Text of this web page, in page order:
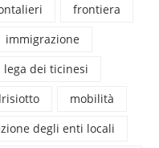
frontiera
immigrazione
lega dei ticinesi
mobilità
degli enti locali